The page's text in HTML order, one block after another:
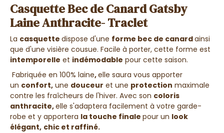
Casquette Bec de Canard Gatsby
Laine Anthracite- Traclet
La casquette dispose d'une forme bec de canardainsi
que d'une visière cousue. Facile à porter, cette forme est
intemporelle et indémodable pour cette saison.
Fabriquée en 100% laine,elle saura vous apporter
un confort, une douceur et une protection maximale
contre les fraîcheurs de l'hiver. Avec son coloris
anthracite,elle s'adaptera facilement à votre garde-
robe et y apportera la touche finale pour un look
élégant, chic et raffiné.